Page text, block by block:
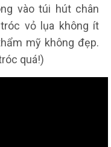
vào túi hút chân
vỏ lụa không ít
mỹ không đẹp.
quá!)